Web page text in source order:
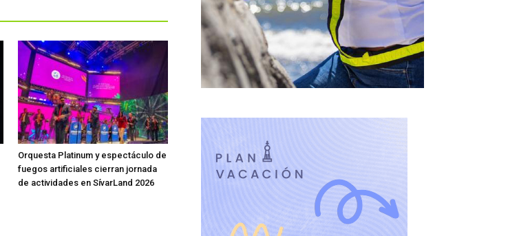
Orquesta Platinum y espectáculo de
fuegos artificiales cierran jornada
de actividades en SívarLand 2026